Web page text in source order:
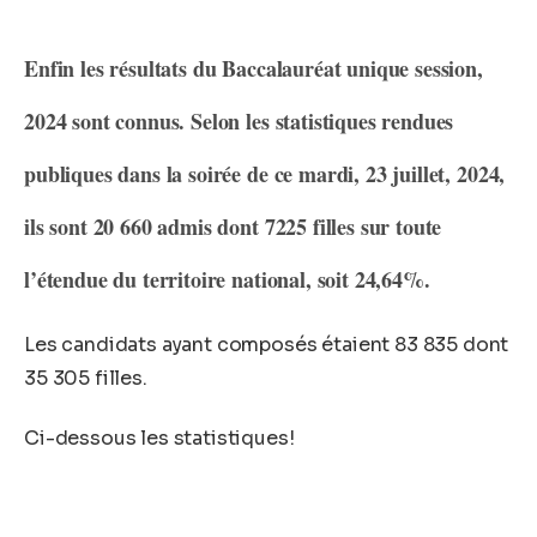
Enfin les résultats du Baccalauréat unique session,
2024 sont connus. Selon les statistiques rendues
publiques dans la soirée de ce mardi, 23 juillet, 2024,
ils sont 20 660 admis dont 7225 filles sur toute
l’étendue du territoire national, soit 24,64%.
Les candidats ayant composés étaient 83 835 dont
35 305 filles.
Ci-dessous les statistiques!